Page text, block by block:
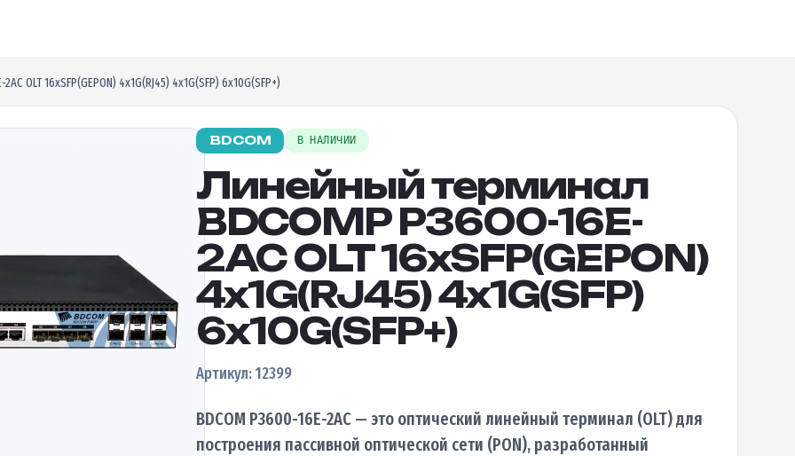
OLT 16xSFP(GEPON) 4x1G(RJ45) 4x1G(SFP) 6x10G(SFP+)
BDCOM В НАЛИЧИИ
Линейный терминал
BDCOMP P3600-16E-
2AC OLT 16xSFP(GEPON)
4x1G(RJ45) 4x1G(SFP)
6x10G(SFP+)
Артикул: 12399
BDCOM P3600-16E-2AC — это оптический линейный терминал (OLT) для
построения пассивной оптической сети (PON), разработанный